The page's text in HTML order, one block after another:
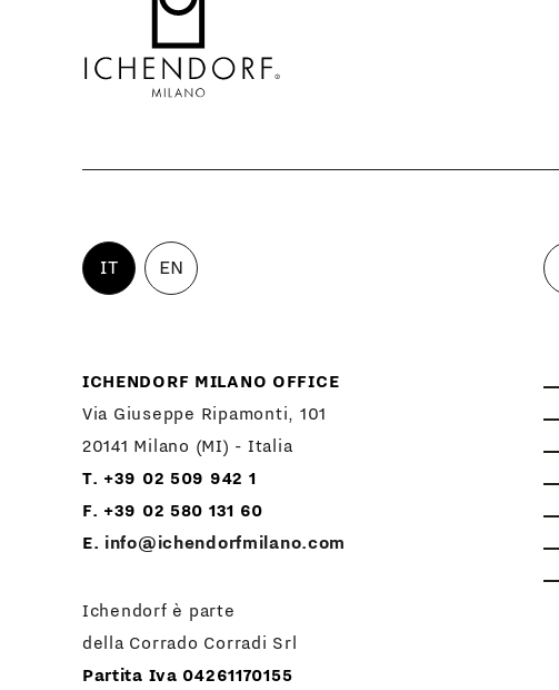
IT EN
ICHENDORF MILANO OFFICE
Via Giuseppe Ripamonti, 101
20141 Milano (MI) - Italia
T. +39 02 509 942 1
F. +39 02 580 131 60
E. info@ichendorfmilano.com
Ichendorf è parte
della Corrado Corradi Srl
Partita Iva 04261170155